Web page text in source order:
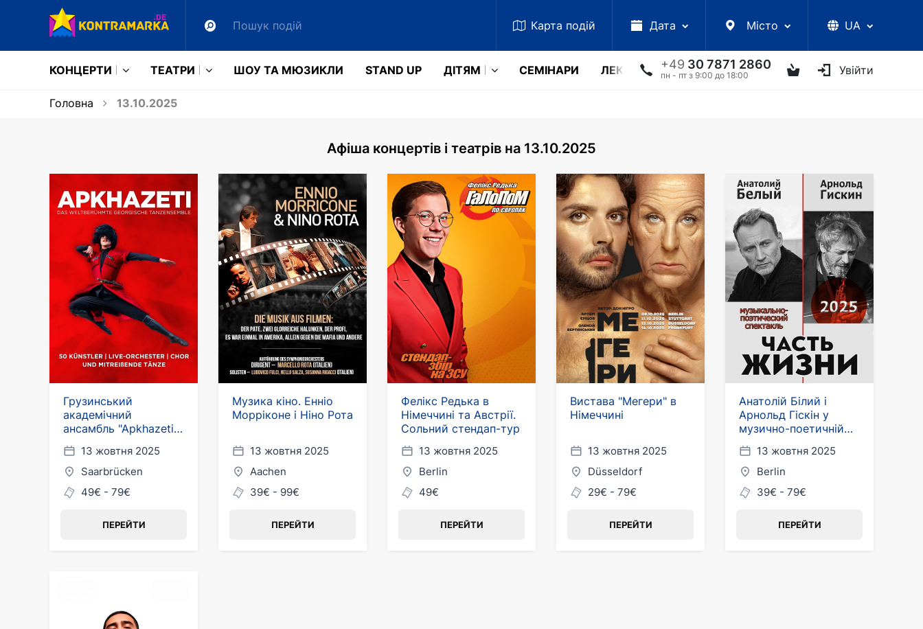
Карта подій Дата Місто UA
+49 30 7871 2860
пн - пт з 9:00 до 18:00 Увійти
КОНЦЕРТИ ТЕАТРИ ШОУ ТА МЮЗИКЛИ STAND UP ДІТЯМ СЕМІНАРИ ЛЕКЦІЇ УКРАЇНСЬКІ АРТИСТИ ІНШЕ ТВОРЧІ
Головна 13.10.2025
Афіша концертів і театрів на 13.10.2025
Грузинський
академічний
ансамбль "Apkhazeti"
в Німеччині
13 жовтня 2025
Saarbrücken
49€ - 79€
ПЕРЕЙТИ
Музика кіно. Енніо
Морріконе і Ніно Рота
13 жовтня 2025
Aachen
39€ - 99€
ПЕРЕЙТИ
Фелікс Редька в
Німеччині та Австрії.
Сольний стендап-тур
13 жовтня 2025
Berlin
49€
ПЕРЕЙТИ
Вистава "Мегери" в
Німеччині
13 жовтня 2025
Düsseldorf
29€ - 79€
ПЕРЕЙТИ
Анатолій Білий і
Арнольд Гіскін у
музично-поетичній
виставі "Частина
життя" в Німеччині
13 жовтня 2025
Berlin
39€ - 79€
ПЕРЕЙТИ